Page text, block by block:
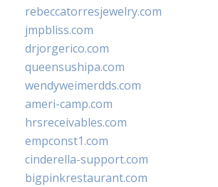
rebeccatorresjewelry.com
jmpbliss.com
drjorgerico.com
queensushipa.com
wendyweimerdds.com
ameri-camp.com
hrsreceivables.com
empconst1.com
cinderella-support.com
bigpinkrestaurant.com